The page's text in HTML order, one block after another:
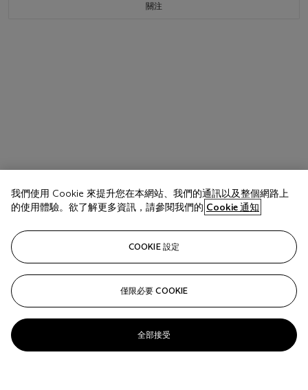
關注
我們使用 Cookie 來提升您在本網站、我們的通訊以及整個網路上
的使用體驗。欲了解更多資訊，請參閱我們的 Cookie 通知
COOKIE 設定
僅限必要 COOKIE
全部接受